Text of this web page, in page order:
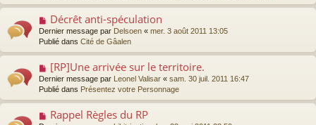
e
e
s
a
e
a
u
m
e
s
s
a
e
N
u
u
m
e
s
Décrêt anti-spéculation
Dernier message par Delsoen « mer. 3 août 2011 13:05
Publié dans Cité de Gâalen
N
o
u
a
[RP]Une arrivée sur le territoire.
Dernier message par Leonel Valisar « sam. 30 juil. 2011 16:47
Publié dans Présentez votre Personnage
NRappel Règles du RP